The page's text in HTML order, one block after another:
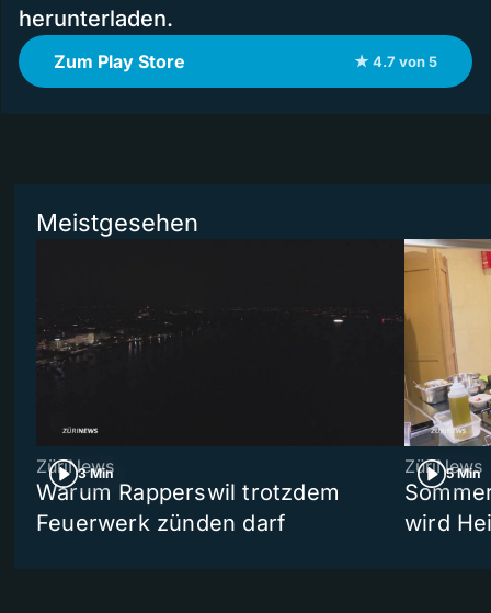
herunterladen.
Zum Play Store ★ 4.7 von 5
Meistgesehen
3 Min
ZüriNews
Warum Rapperswil trotzdem
Feuerwerk zünden darf
5 Min
ZüriNews
wird